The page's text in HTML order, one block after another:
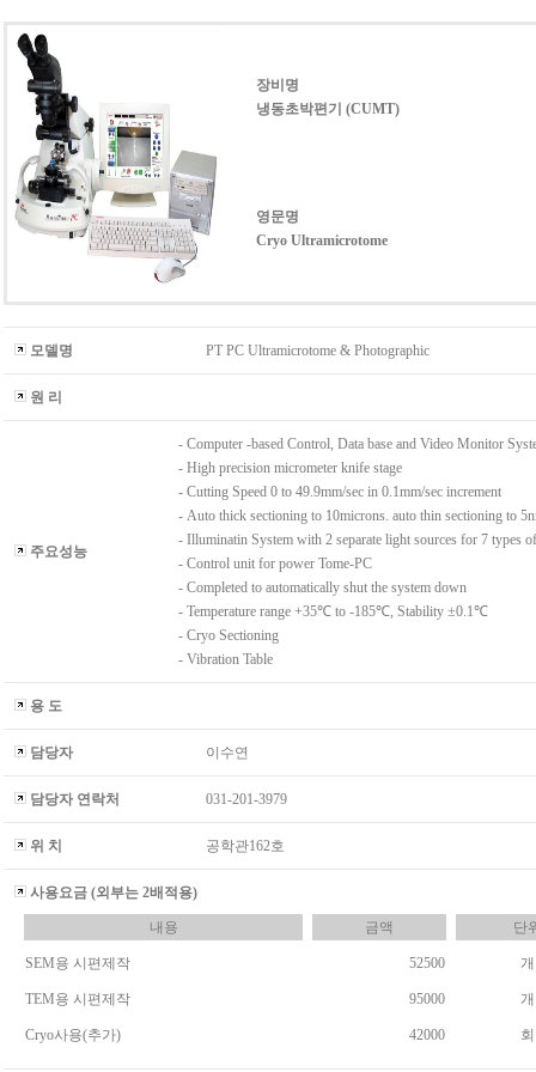
장비명
냉동초박편기 (CUMT)
영문명
Cryo Ultramicrotome
모델명 PT PC Ultramicrotome & Photographic
원 리
주요성능
- Computer -based Control, Data base and Video Monitor
- High precision micrometer knife stage
- Cutting Speed 0 to 49.9mm/sec in 0.1mm/sec increment
- Auto thick sectioning to 10microns. auto thin sectioning to
- Illuminatin System with 2 separate light sources for 7 types
- Control unit for power Tome-PC
- Completed to automatically shut the system down
- Temperature range +35℃ to -185℃, Stability ±0.1℃
- Cryo Sectioning
- Vibration Table
용 도
담당자 이수연
담당자 연락처 031-201-3979
위 치 공학관162호
사용요금 (외부는 2배적용)
내용 금액 단
SEM용 시편제작 52500 개
TEM용 시편제작 95000 개
Cryo사용(추가) 42000 회